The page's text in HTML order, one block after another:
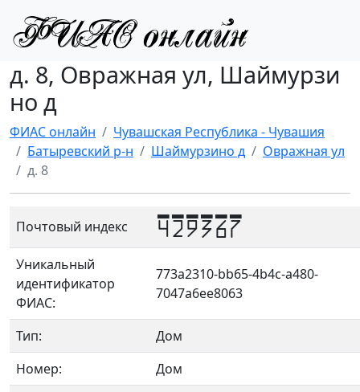
д. 8, Овражная ул, Шаймурзи
но д
ФИАС онлайн
Чувашская Республика - Чувашия
Батыревский р-н
Шаймурзино д
Овражная ул
д. 8
Почтовый индекс 429367
Уникальный
идентификатор
ФИАС:
773a2310-bb65-4b4c-a480-
7047a6ee8063
Тип:
Дом
Номер:
Дом